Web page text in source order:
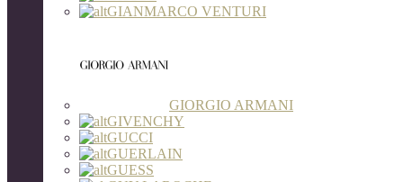
GIANMARCO VENTURI
GIORGIO ARMANI
GIVENCHY
GUCCI
GUERLAIN
GUESS